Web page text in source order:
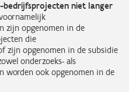
bedrijfsprojecten niet langer
zijn opgenomen in de
die
zijn opgenomen in de subsidie
onderzoeks- als
worden ook opgenomen in de